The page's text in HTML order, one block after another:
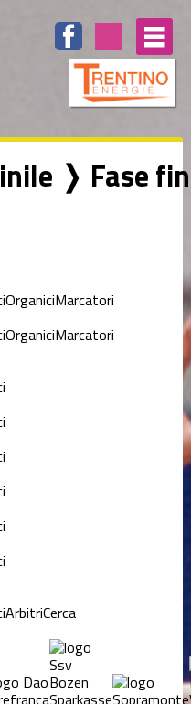
❭ Fase
OrganiciMarcatori
OrganiciMarcatori
ArbitriCerca